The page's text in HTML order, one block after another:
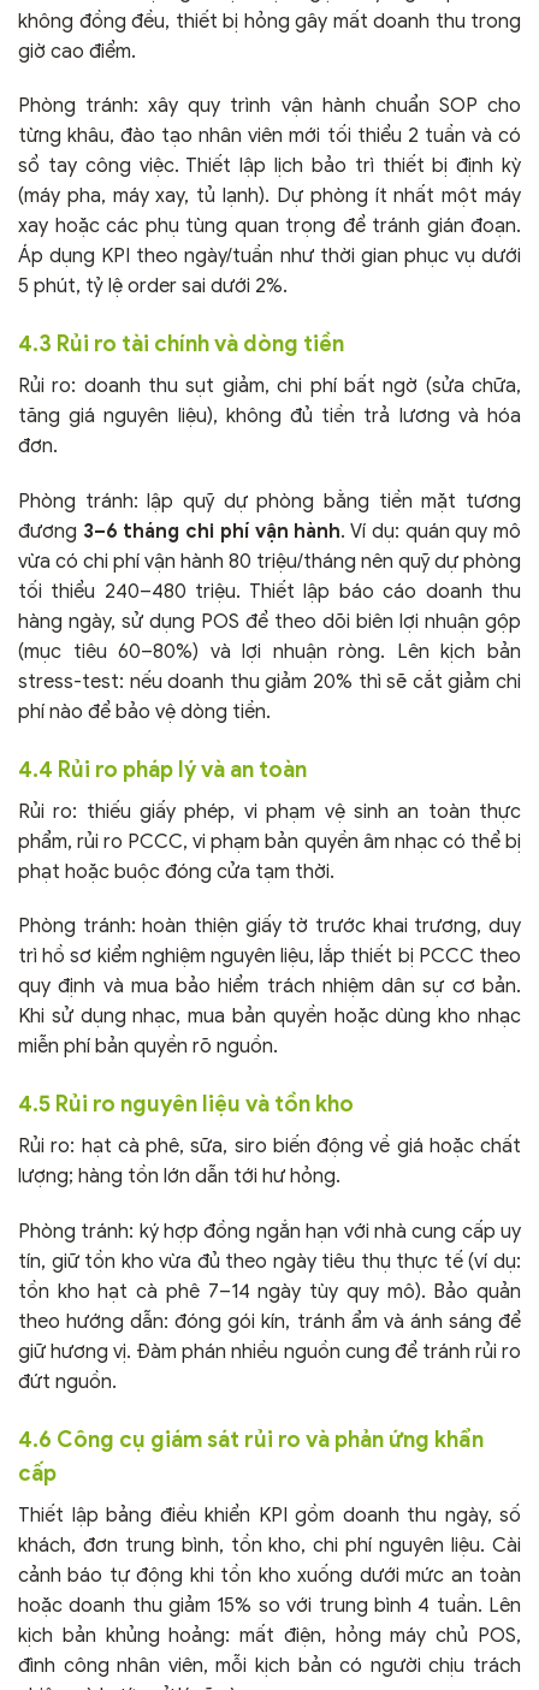
không đồng đều, thiết bị hỏng gây mất doanh thu trong
giờ cao điểm.
Phòng tránh: xây quy trình vận hành chuẩn SOP cho
từng khâu, đào tạo nhân viên mới tối thiểu 2 tuần và có
sổ tay công việc. Thiết lập lịch bảo trì thiết bị định kỳ
(máy pha, máy xay, tủ lạnh). Dự phòng ít nhất một máy
xay hoặc các phụ tùng quan trọng để tránh gián đoạn.
Áp dụng KPI theo ngày/tuần như thời gian phục vụ dưới
5 phút, tỷ lệ order sai dưới 2%.
4.3 Rủi ro tài chính và dòng tiền
Rủi ro: doanh thu sụt giảm, chi phí bất ngờ (sửa chữa,
tăng giá nguyên liệu), không đủ tiền trả lương và hóa
đơn.
Phòng tránh: lập quỹ dự phòng bằng tiền mặt tương
đương 3–6 tháng chi phí vận hành. Ví dụ: quán quy mô
vừa có chi phí vận hành 80 triệu/tháng nên quỹ dự phòng
tối thiểu 240–480 triệu. Thiết lập báo cáo doanh thu
hàng ngày, sử dụng POS để theo dõi biên lợi nhuận gộp
(mục tiêu 60–80%) và lợi nhuận ròng. Lên kịch bản
stress-test: nếu doanh thu giảm 20% thì sẽ cắt giảm chi
phí nào để bảo vệ dòng tiền.
4.4 Rủi ro pháp lý và an toàn
Rủi ro: thiếu giấy phép, vi phạm vệ sinh an toàn thực
phẩm, rủi ro PCCC, vi phạm bản quyền âm nhạc có thể bị
phạt hoặc buộc đóng cửa tạm thời.
Phòng tránh: hoàn thiện giấy tờ trước khai trương, duy
trì hồ sơ kiểm nghiệm nguyên liệu, lắp thiết bị PCCC theo
quy định và mua bảo hiểm trách nhiệm dân sự cơ bản.
Khi sử dụng nhạc, mua bản quyền hoặc dùng kho nhạc
miễn phí bản quyền rõ nguồn.
4.5 Rủi ro nguyên liệu và tồn kho
Rủi ro: hạt cà phê, sữa, siro biến động về giá hoặc chất
lượng; hàng tồn lớn dẫn tới hư hỏng.
Phòng tránh: ký hợp đồng ngắn hạn với nhà cung cấp uy
tín, giữ tồn kho vừa đủ theo ngày tiêu thụ thực tế (ví dụ:
tồn kho hạt cà phê 7–14 ngày tùy quy mô). Bảo quản
theo hướng dẫn: đóng gói kín, tránh ẩm và ánh sáng để
giữ hương vị. Đàm phán nhiều nguồn cung để tránh rủi ro
đứt nguồn.
4.6 Công cụ giám sát rủi ro và phản ứng khẩn
cấp
Thiết lập bảng điều khiển KPI gồm doanh thu ngày, số
khách, đơn trung bình, tồn kho, chi phí nguyên liệu. Cài
cảnh báo tự động khi tồn kho xuống dưới mức an toàn
hoặc doanh thu giảm 15% so với trung bình 4 tuần. Lên
kịch bản khủng hoảng: mất điện, hỏng máy chủ POS,
đình công nhân viên, mỗi kịch bản có người chịu trách